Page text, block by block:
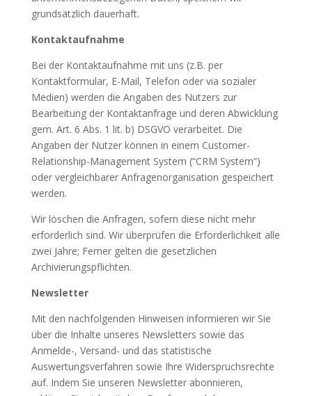
grundsätzlich dauerhaft.
Kontaktaufnahme
Bei der Kontaktaufnahme mit uns (z.B. per
Kontaktformular, E-Mail, Telefon oder via sozialer
Medien) werden die Angaben des Nutzers zur
Bearbeitung der Kontaktanfrage und deren Abwicklung
gem. Art. 6 Abs. 1 lit. b) DSGVO verarbeitet. Die
Angaben der Nutzer können in einem Customer-
Relationship-Management System (“CRM System”)
oder vergleichbarer Anfragenorganisation gespeichert
werden.
Wir löschen die Anfragen, sofern diese nicht mehr
erforderlich sind. Wir überprüfen die Erforderlichkeit alle
zwei Jahre; Ferner gelten die gesetzlichen
Archivierungspflichten.
Newsletter
Mit den nachfolgenden Hinweisen informieren wir Sie
über die Inhalte unseres Newsletters sowie das
Anmelde-, Versand- und das statistische
Auswertungsverfahren sowie Ihre Widerspruchsrechte
auf. Indem Sie unseren Newsletter abonnieren,